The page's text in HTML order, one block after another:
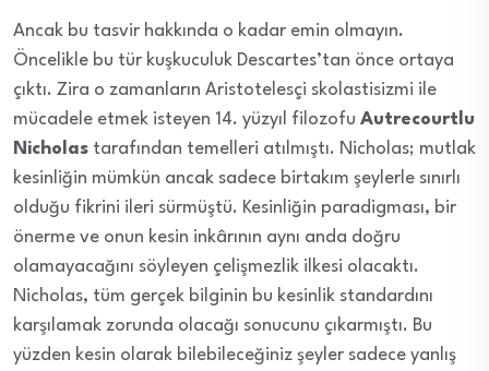
Ancak bu tasvir hakkında o kadar emin olmayın.
Öncelikle bu tür kuşkuculuk Descartes’tan önce ortaya
çıktı. Zira o zamanların Aristotelesçi skolastisizmi ile
mücadele etmek isteyen 14. yüzyıl filozofu Autrecourtlu
Nicholas tarafından temelleri atılmıştı. Nicholas; mutlak
kesinliğin mümkün ancak sadece birtakım şeylerle sınırlı
olduğu fikrini ileri sürmüştü. Kesinliğin paradigması, bir
önerme ve onun kesin inkârının aynı anda doğru
olamayacağını söyleyen çelişmezlik ilkesi olacaktı.
Nicholas, tüm gerçek bilginin bu kesinlik standardını
karşılamak zorunda olacağı sonucunu çıkarmıştı. Bu
yüzden kesin olarak bilebileceğiniz şeyler sadece yanlış